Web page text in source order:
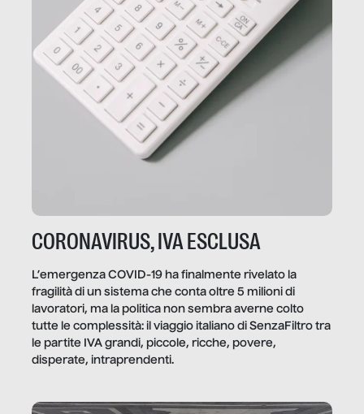
CORONAVIRUS, IVA ESCLUSA
L’emergenza COVID-19 ha finalmente rivelato la
fragilità di un sistema che conta oltre 5 milioni di
lavoratori, ma la politica non sembra averne colto
tutte le complessità: il viaggio italiano di SenzaFiltro tra
le partite IVA grandi, piccole, ricche, povere,
disperate, intraprendenti.